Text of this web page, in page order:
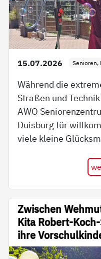
15.07.2026 Senioren,
Während die
Straßen und
AWO
Duisburg für
viele kleine
Zwischen
Kita Robert-
ihre